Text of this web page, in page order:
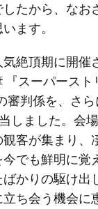
たから、なお
ます。
絶頂期に開催
『スーパースト
審判係を、さ
しました。会
客が集まり、
でも鮮明に覚
かりの駆け出
ち会う機会に